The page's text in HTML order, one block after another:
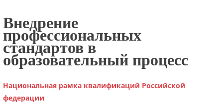
Внедрение
профессиональных
стандартов в
образовательный процесс
Национальная рамка квалификаций Российской
федерации